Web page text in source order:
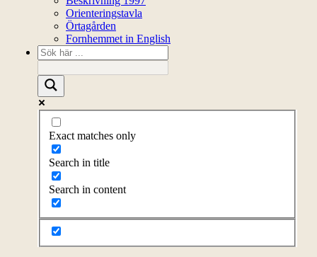
Orienteringstavla
Örtagården
Fornhemmet in English
Exact matches only
Search in title
Search in content